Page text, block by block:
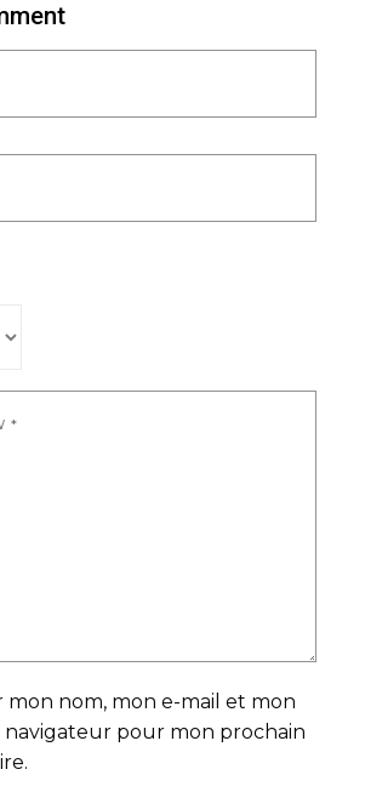
mon nom, mon e-mail et mon
navigateur pour mon prochain